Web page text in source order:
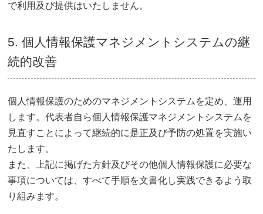
で利用及び提供はいたしません。
5. 個人情報保護マネジメントシステムの継
続的改善
個人情報保護のためのマネジメントシステムを定め、運用
します。代表者自ら個人情報保護マネジメントシステムを
見直すことによって継続的に是正及び予防の処置を実施い
たします。
また、上記に掲げた方針及びその他個人情報保護に必要な
事項については、すべて手順を文書化し実践できるよう取
り組みます。